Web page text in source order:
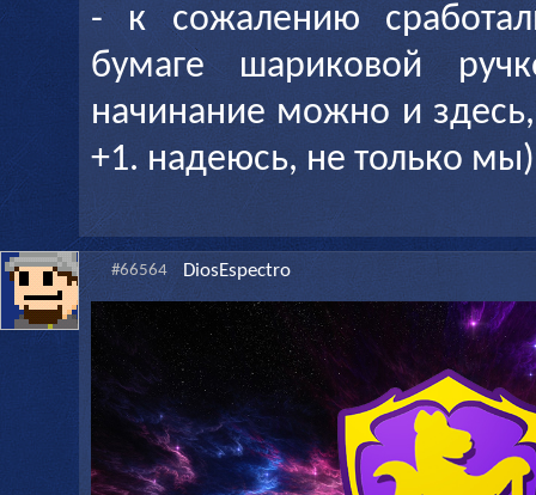
- к сожалению
бумаге шариковой
начинание можно и
+1. надеюсь, не только мы)
#66564 DiosEspectro